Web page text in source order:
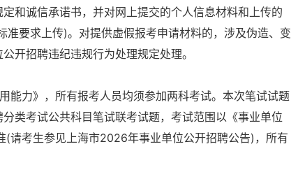
和诚信承诺书，并对网上提交的个人信息材料和上传的
要求上传)。对提供虚假报考申请材料的，涉及伪造、变
开招聘违纪违规行为处理规定处理。
能力》，所有报考人员均须参加两科考试。本次笔试试题
类考试公共科目笔试联考试题，考试范围以《事业单位
请考生参见上海市2026年事业单位公开招聘公告)，所有